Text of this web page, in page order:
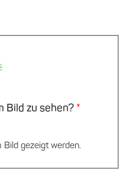
Bild zu sehen? *
Bild gezeigt werden.